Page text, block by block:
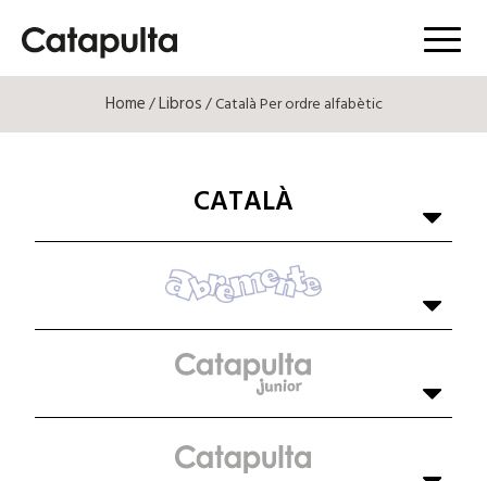
Menú
Home/Libros/ Català Per ordre alfabètic
CATALÀ